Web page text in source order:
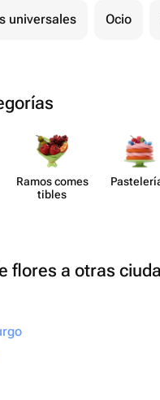
universales Ocio
Ramos comes​
tibles
flores a otras